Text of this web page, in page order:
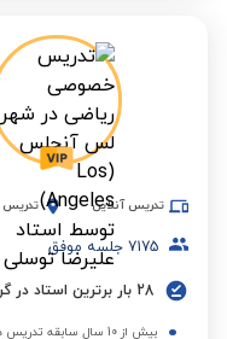
تدریس آنلاین
7175 جلسه موفق
28 بار برترین استاد در گروه درسی و فصول مختلف
بیش از 10 سال سابقه